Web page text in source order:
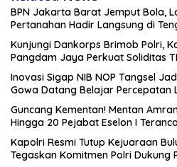
BPN Jakarta Barat Jemput Bola,
Pertanahan Hadir Langsung di
Kunjungi Dankorps Brimob Polri,
Pangdam Jaya Perkuat Soliditas
Inovasi Sigap NIB NOP Tangsel
Gowa Datang Belajar Percepatan
Guncang Kementan! Mentan
Hingga 20 Pejabat Eselon I
Kapolri Resmi Tutup Kejuaraan
Tegaskan Komitmen Polri Dukung